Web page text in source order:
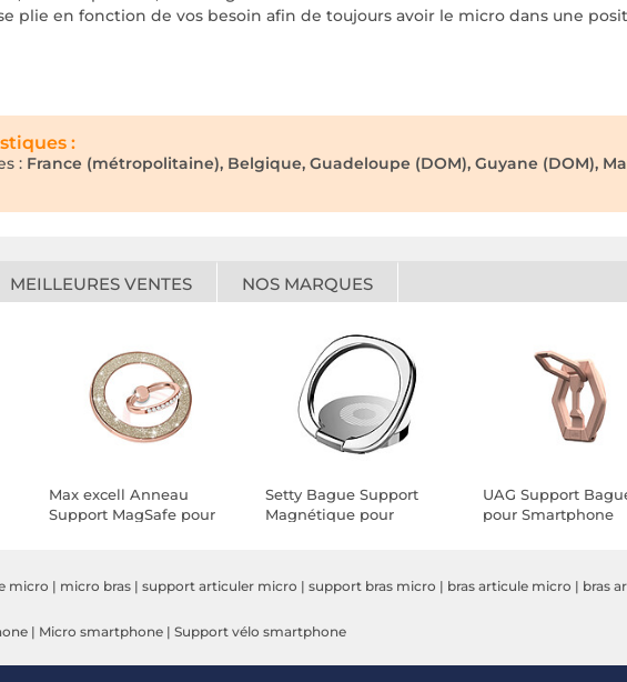
plie en fonction de vos besoin afin de toujours avoir le micro dans une
:
: France (métropolitaine), Belgique, Guadeloupe (DOM), Guyane (DOM),
MEILLEURES VENTES NOS MARQUES
Max excell Anneau
Support MagSafe pour
Setty Bague Support
Magnétique pour
UAG Support
pour Smartphone
micro | micro bras | support articuler micro | support bras micro | bras articule micro | bras
| Micro smartphone | Support vélo smartphone